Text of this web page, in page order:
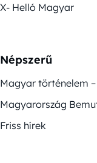
X- Helló Magyar
Népszerű
Magyar történelem
Magyarország
Friss hírek